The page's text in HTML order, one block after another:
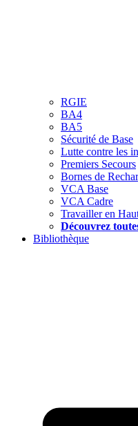
RGIE
BA4
BA5
Sécurité de Base
Lutte contre les
Premiers Secours
Bornes de
VCA Base
VCA Cadre
Travailler en
Découvrez
Bibliothèque